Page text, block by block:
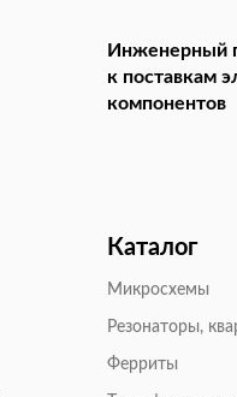
Инженерный
к поставкам
компонентов
Каталог
Микросхемы
Резонаторы,
Ферриты